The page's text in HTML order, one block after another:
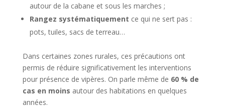
autour de la cabane et sous les marches ;
Rangez systématiquement ce qui ne sert pas :
pots, tuiles, sacs de terreau…
Dans certaines zones rurales, ces précautions ont
permis de réduire significativement les interventions
pour présence de vipères. On parle même de 60 % de
cas en moins autour des habitations en quelques
années.